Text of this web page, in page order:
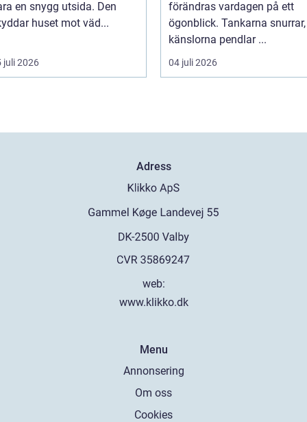
en snygg utsida. Den
huset mot väd...
juli 2026
förändras vardagen på ett
ögonblick. Tankarna snurrar,
känslorna pendlar ...
04 juli 2026
Adress
web:
www.klikko.dk
Menu
Annonsering
Om oss
Cookies